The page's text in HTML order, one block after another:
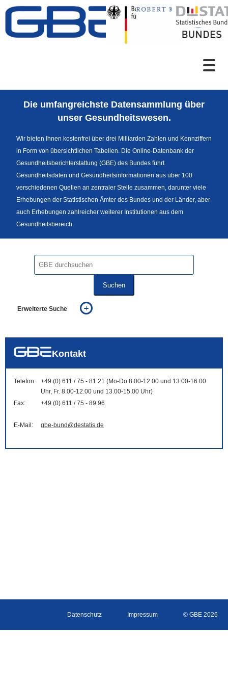
Zum Inhalt
Sprachumschaltung
Die umfangreichste Datensammlung über
unser Gesundheitswesen.
Wir bieten Ihnen kostenfrei über drei Milliarden Zahlen und Kennziffern
in Form von übersichtlichen Tabellen. Die Online-Datenbank der
Gesundheitsberichterstattung (GBE) des Bundes führt
Gesundheitsdaten und Gesundheitsinformationen aus über 100
verschiedenen Quellen an zentraler Stelle zusammen, darunter viele
Erhebungen der Statistischen Ämter des Bundes und der Länder, aber
auch Erhebungen zahlreicher weiterer Institutionen aus dem
Gesundheitsbereich.
Suchen
Erweiterte Suche
auch in allen Texten suchen (Volltextsuche)
Kontakt
Telefon:
+49 (0) 611 / 75 - 81 21 (Mo-Do 8.00-12.00 und 13.00-16.00
Uhr, Fr. 8.00-12.00 und 13.00-15.00 Uhr)
Fax:
+49 (0) 611 / 75 - 89 96
E-Mail: gbe-bund@destatis.de
Datenschutz Impressum © GBE 2026